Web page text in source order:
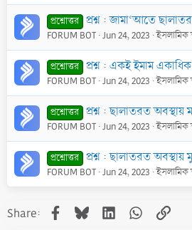
প্রশ্নোত্তর প্রশ্ন : জামা‘আতে ছালাতরত অবস্থায় মুক্তাদী
FORUM BOT Jun 24, 2023
প্রশ্নোত্তর প্রশ্ন : একই ইমাম একাধিক স্থানে
FORUM BOT Jun 24, 2023
প্রশ্নোত্তর প্রশ্ন : ছালাতরত অবস্থায় মসজিদে কাঁচের দরজায়
FORUM BOT Jun 24, 2023
প্রশ্নোত্তর প্রশ্ন : ছালাতরত অবস্থায় মুহাম্মাদ (ছাঃ)-এর নাম
FORUM BOT Jun 24, 2023
Share: Facebook
BlueskyLinkedInWhatsApp
Link